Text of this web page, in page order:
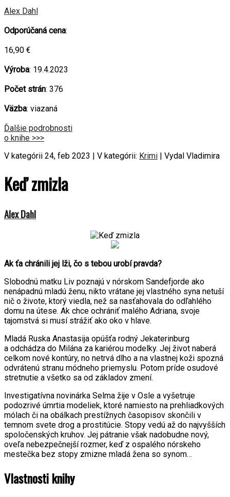
Alex Dahl
Odporúčaná cena:
16,90 €
Výroba: 19.4.2023
Počet strán: 376
Väzba: viazaná
Ďalšie podrobnosti
o knihe >>>
V kategórii 24, feb 2023 | V kategórii: Krimi | Vydal Vladimira
Keď zmizla
Alex Dahl
Ak ťa chránili jej lži, čo s tebou urobí pravda?
Slobodnú matku Liv poznajú v nórskom Sandefjorde ako
nenápadnú mladú ženu, nikto vrátane jej vlastného syna netuší
nič o živote, ktorý viedla, než sa nasťahovala do odľahlého
domu na útese. Ak chce ochrániť malého Adriana, svoje
tajomstvá si musí strážiť ako oko v hlave.
Mladá Ruska Anastasija opúšťa rodný Jekaterinburg
a odchádza do Milána za kariérou modelky. Jej život naberá
celkom nové kontúry, no netrvá dlho a na vlastnej koži spozná
odvrátenú stranu módneho priemyslu. Potom príde osudové
stretnutie a všetko sa od základov zmení.
Investigatívna novinárka Selma žije v Osle a vyšetruje
podozrivé úmrtia modeliek, ktoré namiesto na prehliadkových
mólach či na obálkach prestížnych časopisov skončili v
temnom svete drog a prostitúcie. Stopy vedú až do najvyšších
spoločenských kruhov. Jej pátranie však nadobudne nový,
oveľa nebezpečnejší rozmer, keď z ospalého nórskeho
mestečka bez stopy zmizne mladá žena so synom…
Vlastnosti knihy